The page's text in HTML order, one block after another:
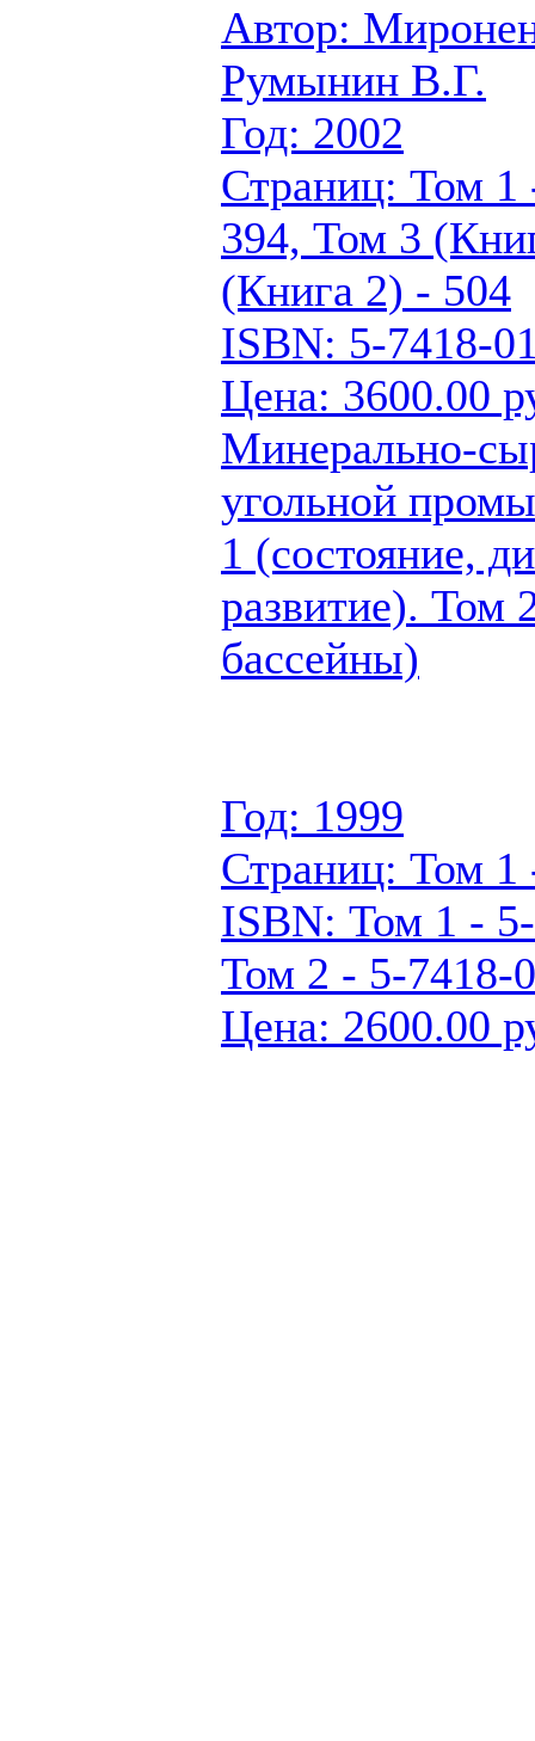
Автор:
Румынин В.Г.
Год: 2002
Страниц: Том 1
394, Том 3
(Книга 2) - 504
ISBN: 5-7418-
Цена: 3600.00
Минерально-
угольной
1 (состояние,
развитие). Том
бассейны)
Год: 1999
Страниц: Том 1
ISBN: Том 1 -
Том 2 - 5-7418-
Цена: 2600.00